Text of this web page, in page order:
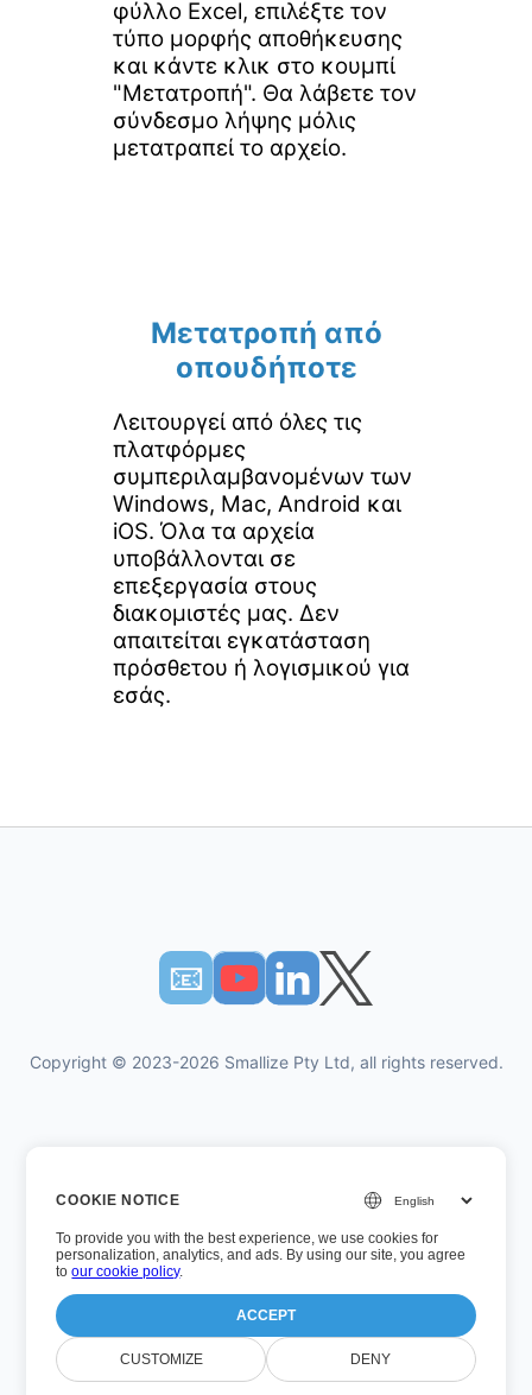
φύλλο Excel, επιλέξτε τον
τύπο μορφής αποθήκευσης
και κάντε κλικ στο κουμπί
"Μετατροπή". Θα λάβετε τον
σύνδεσμο λήψης μόλις
μετατραπεί το αρχείο.
Μετατροπή από
οπουδήποτε
Λειτουργεί από όλες τις
πλατφόρμες
συμπεριλαμβανομένων των
Windows, Mac, Android και
iOS. Όλα τα αρχεία
υποβάλλονται σε
επεξεργασία στους
διακομιστές μας. Δεν
απαιτείται εγκατάσταση
πρόσθετου ή λογισμικού για
εσάς.
📧︎
Copyright © 2023-2026 Smallize Pty Ltd, all rights reserved.
Πολιτική Απορρήτου
Οροι χρήσης
Εκτελεστική πρόσβαση
Αριθμός έκδοσης: 26.7.5
Τελευταία ενημέρωση: Τετάρτη, 5 Αυγούστου 2026
COOKIE NOTICE
To provide you with the best experience, we use cookies for
personalization, analytics, and ads. By using our site, you agree
toour cookie policy.
ACCEPT
CUSTOMIZE DENY